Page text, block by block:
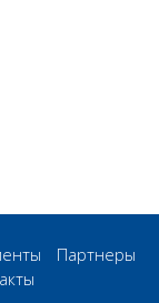
Партнеры